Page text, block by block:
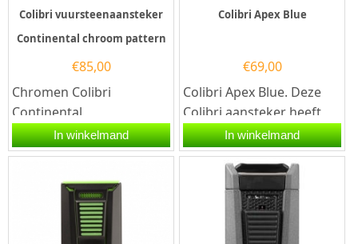
Colibri vuursteenaansteker
Continental chroom pattern
€85,00
Chromen Colibri
Continental
Vuursteenaansteker
Graveren – Luxe Cadeau
In winkelmand
Colibri Apex Blue
€69,00
Colibri Apex Blue. Deze
Colibri aansteker heeft
1 stormvlammen en een
electronische...
In winkelmand